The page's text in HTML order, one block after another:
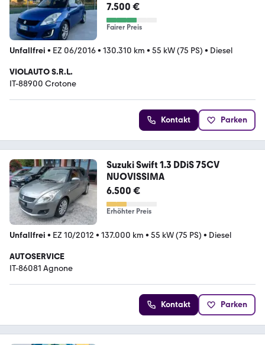
7.500 €
Fairer Preis
Unfallfrei • EZ 06/2016• 130.310 km • 55 kW (75 PS) • Diesel
VIOLAUTO S.R.L.
IT-88900 Crotone
Kontakt Parken
Suzuki Swift 1.3 DDiS 75CV
NUOVISSIMA
6.500 €
Erhöhter Preis
Unfallfrei • EZ 10/2012 • 137.000 km • 55 kW (75 PS) • Diesel
AUTOSERVICE
IT-86081 Agnone
Kontakt Parken